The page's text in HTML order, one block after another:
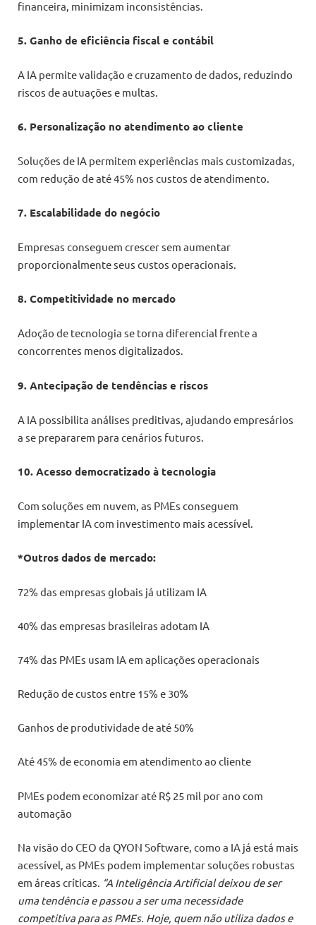
financeira, minimizam inconsistências.
5. Ganho de eficiência fiscal e contábil
A IA permite validação e cruzamento de dados, reduzindo
riscos de autuações e multas.
6. Personalização no atendimento ao cliente
Soluções de IA permitem experiências mais customizadas,
com redução de até 45% nos custos de atendimento.
7. Escalabilidade do negócio
Empresas conseguem crescer sem aumentar
proporcionalmente seus custos operacionais.
8. Competitividade no mercado
Adoção de tecnologia se torna diferencial frente a
concorrentes menos digitalizados.
9. Antecipação de tendências e riscos
A IA possibilita análises preditivas, ajudando empresários
a se prepararem para cenários futuros.
10. Acesso democratizado à tecnologia
Com soluções em nuvem, as PMEs conseguem
implementar IA com investimento mais acessível.
*Outros dados de mercado:
72% das empresas globais já utilizam IA
40% das empresas brasileiras adotam IA
74% das PMEs usam IA em aplicações operacionais
Redução de custos entre 15% e 30%
Ganhos de produtividade de até 50%
Até 45% de economia em atendimento ao cliente
PMEs podem economizar até R$ 25 mil por ano com
automação
Na visão do CEO da QYON Software, como a IA já está mais
acessível, as PMEs podem implementar soluções robustas
em áreas críticas. “A Inteligência Artificial deixou de ser
uma tendência e passou a ser uma necessidade
competitiva para as PMEs. Hoje, quem não utiliza dados e